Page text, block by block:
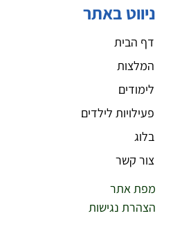
ניווט באתר
דף הבית
המלצות
לימודים
פעילויות לילדים
בלוג
צור קשר
מפת אתר
הצהרת נגישות